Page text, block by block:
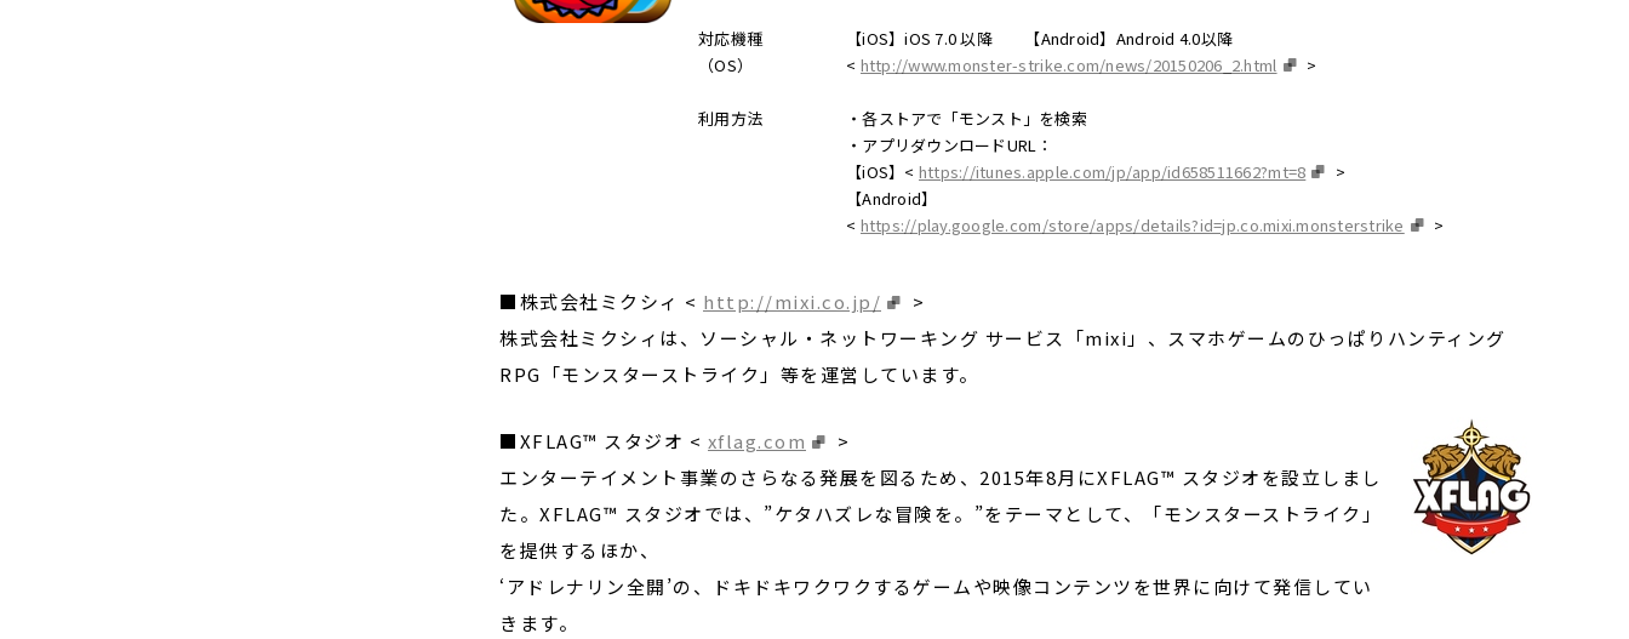
対応機種
（OS）
【iOS】iOS 7.0 以降 【Android】Android 4.0以降
< http://www.monster-strike.com/news/20150206_2.html >
利用方法
・各ストアで「モンスト」を検索
・アプリダウンロードURL：
【iOS】< https://itunes.apple.com/jp/app/id658511662?mt=8
>
【Android】
< https://play.google.com/store/apps/details?id=jp.co.mixi.monsterstrike >
■株式会社ミクシィ < http://mixi.co.jp/
>
株式会社ミクシィは、ソーシャル・ネットワーキング サービス「mixi」、スマホゲームのひっぱりハンティング
RPG「モンスターストライク」等を運営しています。
■XFLAG™ スタジオ < xflag.com
>
エンターテイメント事業のさらなる発展を図るため、2015年8月にXFLAG™ スタジオを設立しまし
た。XFLAG™ スタジオでは、”ケタハズレな冒険を。”をテーマとして、「モンスターストライク」
を提供するほか、
‘アドレナリン全開’の、ドキドキワクワクするゲームや映像コンテンツを世界に向けて発信してい
きます。